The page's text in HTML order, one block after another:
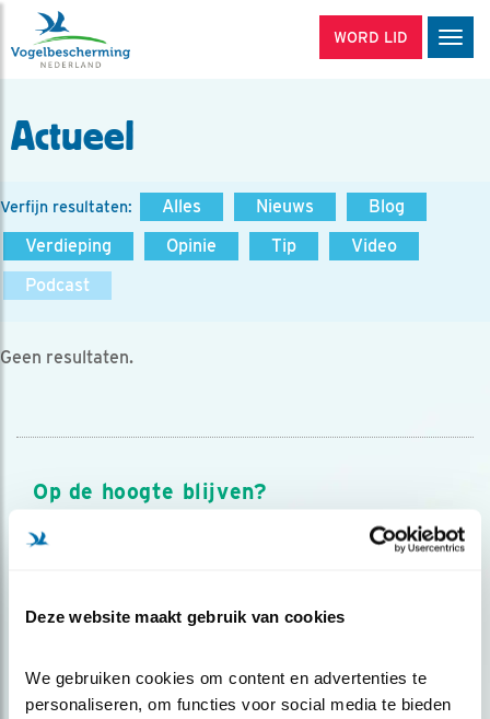
Deze website maakt gebruik van cookies
We gebruiken cookies om content en advertenties te
personaliseren, om functies voor social media te bieden
WORD LID
Actueel
Verfijn resultaten: Alles Nieuws
Blog
Verdieping
Opinie Tip
Video
Podcast
Geen resultaten.
Op de hoogte blijven?
Meld je aan en ontvang nieuws, inspiratie, acties en tips
over vogels en activiteiten van Vogelbescherming.